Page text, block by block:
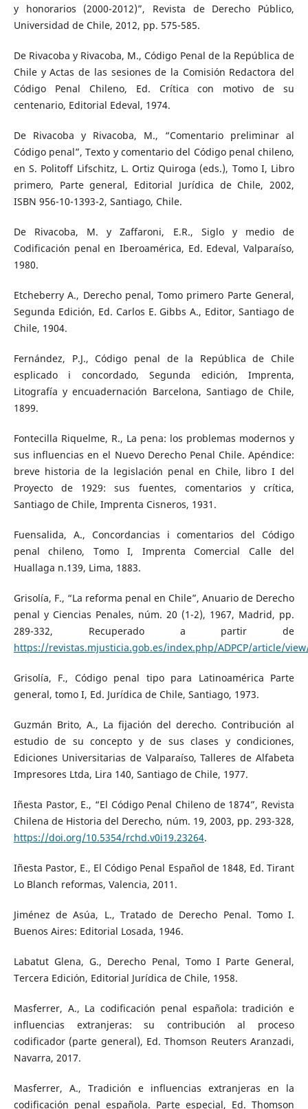
y honorarios (2000-2012)”, Revista de Derecho Público,
Universidad de Chile, 2012, pp. 575-585.
De Rivacoba y Rivacoba, M., Código Penal de la República de
Chile y Actas de las sesiones de la Comisión Redactora del
Código Penal Chileno, Ed. Crítica con motivo de su
centenario, Editorial Edeval, 1974.
De Rivacoba y Rivacoba, M., “Comentario preliminar al
Código penal”, Texto y comentario del Código penal chileno,
en S. Politoff Lifschitz, L. Ortiz Quiroga (eds.), Tomo I, Libro
primero, Parte general, Editorial Jurídica de Chile, 2002,
ISBN 956-10-1393-2, Santiago, Chile.
De Rivacoba, M. y Zaffaroni, E.R., Siglo y medio de
Codificación penal en Iberoamérica, Ed. Edeval, Valparaíso,
1980.
Etcheberry A., Derecho penal, Tomo primero Parte General,
Segunda Edición, Ed. Carlos E. Gibbs A., Editor, Santiago de
Chile, 1904.
Fernández, P.J., Código penal de la República de Chile
esplicado i concordado, Segunda edición, Imprenta,
Litografía y encuadernación Barcelona, Santiago de Chile,
1899.
Fontecilla Riquelme, R., La pena: los problemas modernos y
sus influencias en el Nuevo Derecho Penal Chile. Apéndice:
breve historia de la legislación penal en Chile, libro I del
Proyecto de 1929: sus fuentes, comentarios y crítica,
Santiago de Chile, Imprenta Cisneros, 1931.
Fuensalida, A., Concordancias i comentarios del Código
penal chileno, Tomo I, Imprenta Comercial Calle del
Huallaga n.139, Lima, 1883.
Grisolía, F., “La reforma penal en Chile”, Anuario de Derecho
penal y Ciencias Penales, núm. 20 (1-2), 1967, Madrid, pp.
289-332, Recuperado a partir de
https://revistas.mjusticia.gob.es/index.php/ADPCP/article/
Grisolía, F., Código penal tipo para Latinoamérica Parte
general, tomo I, Ed. Jurídica de Chile, Santiago, 1973.
Guzmán Brito, A., La fijación del derecho. Contribución al
estudio de su concepto y de sus clases y condiciones,
Ediciones Universitarias de Valparaíso, Talleres de Alfabeta
Impresores Ltda, Lira 140, Santiago de Chile, 1977.
Iñesta Pastor, E., “El Código Penal Chileno de 1874”, Revista
Chilena de Historia del Derecho, núm. 19, 2003, pp. 293-328,
https://doi.org/10.5354/rchd.v0i19.23264.
Iñesta Pastor, E., El Código Penal Español de 1848, Ed. Tirant
Lo Blanch reformas, Valencia, 2011.
Jiménez de Asúa, L., Tratado de Derecho Penal. Tomo I.
Buenos Aires: Editorial Losada, 1946.
Labatut Glena, G., Derecho Penal, Tomo I Parte General,
Tercera Edición, Editorial Jurídica de Chile, 1958.
Masferrer, A., La codificación penal española: tradición e
influencias extranjeras: su contribución al proceso
codificador (parte general), Ed. Thomson Reuters Aranzadi,
Navarra, 2017.
Masferrer, A., Tradición e influencias extranjeras en la
codificación penal española. Parte especial, Ed. Thomson